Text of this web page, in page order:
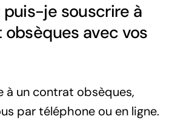
je souscrire à
avec vos
à un contrat obsèques,
par téléphone ou en ligne.